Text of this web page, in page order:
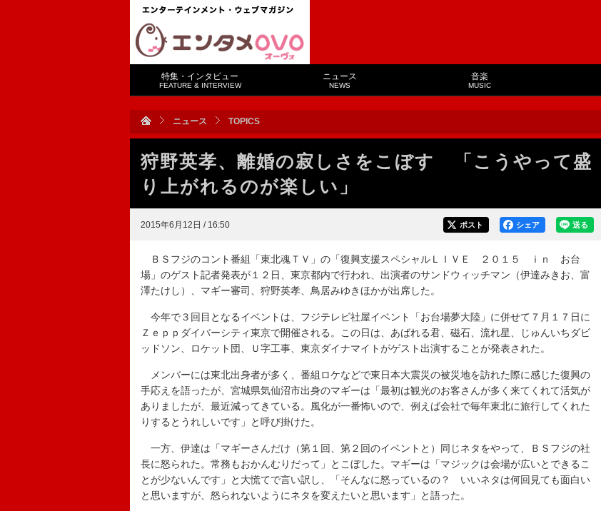
特集・インタビュー
FEATURE & INTERVIEW
ニュース
NEWS
音楽
MUSIC
ニュース TOPICS
狩野英孝、離婚の寂しさをこぼす 「こうやって盛
り上がれるのが楽しい」
2015年6月12日 / 16:50 送る
シェア
ポスト
ＢＳフジのコント番組「東北魂ＴＶ」の「復興支援スペシャルＬＩＶＥ ２０１５ ｉｎ お台
場」のゲスト記者発表が１２日、東京都内で行われ、出演者のサンドウィッチマン（伊達みきお、富
澤たけし）、マギー審司、狩野英孝、鳥居みゆきほかが出席した。
今年で３回目となるイベントは、フジテレビ社屋イベント「お台場夢大陸」に併せて７月１７日に
Ｚｅｐｐダイバーシティ東京で開催される。この日は、あばれる君、磁石、流れ星、じゅんいちダビ
ッドソン、ロケット団、Ｕ字工事、東京ダイナマイトがゲスト出演することが発表された。
メンバーには東北出身者が多く、番組ロケなどで東日本大震災の被災地を訪れた際に感じた復興の
手応えを語ったが、宮城県気仙沼市出身のマギーは「最初は観光のお客さんが多く来てくれて活気が
ありましたが、最近減ってきている。風化が一番怖いので、例えば会社で毎年東北に旅行してくれた
りするとうれしいです」と呼び掛けた。
一方、伊達は「マギーさんだけ（第１回、第２回のイベントと）同じネタをやって、ＢＳフジの社
長に怒られた。常務もおかんむりだって」とこぼした。マギーは「マジックは会場が広いとできるこ
とが少ないんです」と大慌てで言い訳し、「そんなに怒っているの？ いいネタは何回見ても面白い
と思いますが、怒られないようにネタを変えたいと思います」と語った。